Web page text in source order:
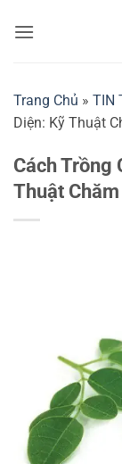
qua
Trang Chủ » TIN
Diện: Kỹ Thuật
Cách Trồng
Thuật